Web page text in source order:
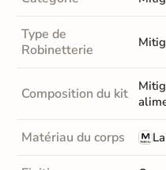
Type de
Robinetterie
Composition du kit
Matériau du corps